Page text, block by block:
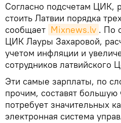
Согласно подсчетам ЦИК,
стоить Латвии порядка
сообщает Mixnews.lv . По
ЦИК Лауры Захаровой,
учетом инфляции и
сотрудников латвийского
Эти самые зарплаты, по
прочим, составят большую
потребует значительных
электронная система